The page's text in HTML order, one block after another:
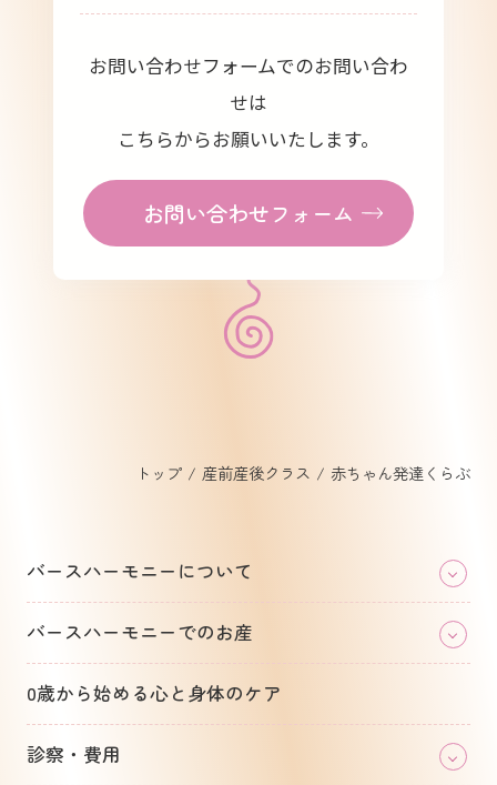
お問い合わせフォームでのお問い合わ
せは
こちらからお願いいたします。
お問い合わせフォーム
トップ 産前産後クラス 赤ちゃん発達くらぶ
バースハーモニーについて
バースハーモニーでのお産
0歳から始める心と身体のケア
診察・費用